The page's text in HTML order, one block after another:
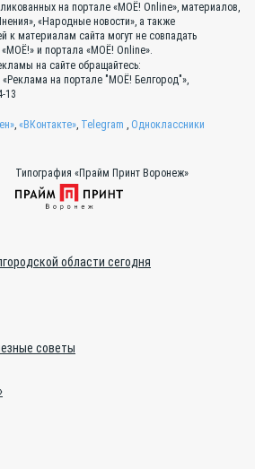
на портале «МОЁ! Online», материалов,
«Народные новости», а также
к материалам сайта могут не совпадать
и портала «МОЁ! Online».
на сайте обращайтесь:
«Реклама на портале "МОЁ! Белгород"»,
13
, «ВКонтакте», Telegram , Одноклассники
Типография «Прайм Принт Воронеж»
области сегодня
советы